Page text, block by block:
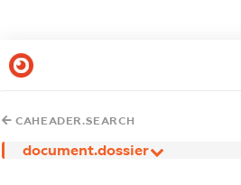
CAHEADER.SEARCH
document.dossier